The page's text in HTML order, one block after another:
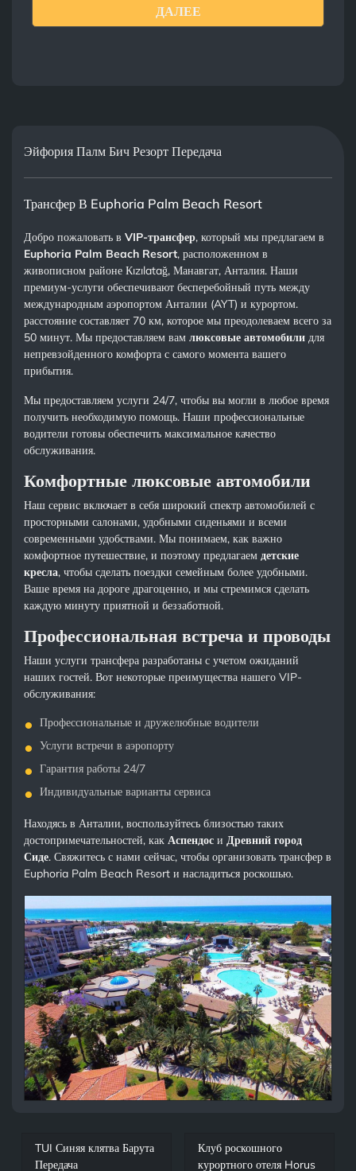
ДАЛЕЕ
Эйфория Палм Бич Резорт Передача
Трансфер В Euphoria Palm Beach Resort
Добро пожаловать вVIP-трансфер, который мы предлагаем в
Euphoria Palm Beach Resort, расположенном в
живописном районе Кızılatağ, Манавгат, Анталия. Наши
премиум-услуги обеспечивают бесперебойный путь между
международным аэропортом Анталии (AYT) и курортом.
расстояние составляет 70 км, которое мы преодолеваем всего за
50 минут. Мы предоставляем вамлюксовые автомобили для
непревзойденного комфорта с самого момента вашего
прибытия.
Мы предоставляем услуги 24/7, чтобы вы могли в любое время
получить необходимую помощь. Наши профессиональные
водители готовы обеспечить максимальное качество
обслуживания.
Комфортные люксовые автомобили
Наш сервис включает в себя широкий спектр автомобилей с
просторными салонами, удобными сиденьями и всеми
современными удобствами. Мы понимаем, как важно
комфортное путешествие, и поэтому предлагаемдетские
кресла, чтобы сделать поездки семейным более удобными.
Ваше время на дороге драгоценно, и мы стремимся сделать
каждую минуту приятной и беззаботной.
Профессиональная встреча и проводы
Наши услуги трансфера разработаны с учетом ожиданий
наших гостей. Вот некоторые преимущества нашего VIP-
обслуживания:
Профессиональные и дружелюбные водители
Услуги встречи в аэропорту
Гарантия работы 24/7
Индивидуальные варианты сервиса
Находясь в Анталии, воспользуйтесь близостью таких
достопримечательностей, какАспендос иДревний город
Сиде. Свяжитесь с нами сейчас, чтобы организовать трансфер в
Euphoria Palm Beach Resort и насладиться роскошью.
TUI Синяя клятва Барута
Передача
Клуб роскошного
курортного отеля Horus